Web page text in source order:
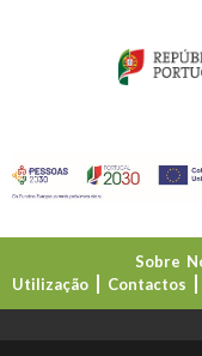
Sobre
Utilização
Contactos